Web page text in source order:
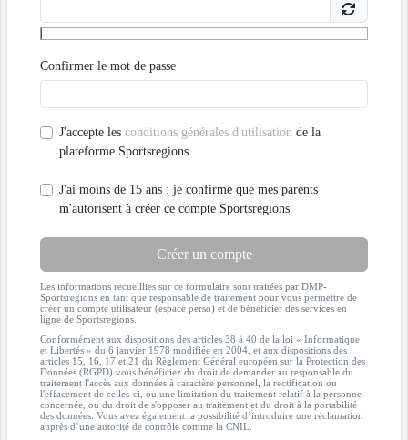
Confirmer le mot de passe
J'accepte les conditions générales d'utilisation de la
plateforme Sportsregions
J'ai moins de 15 ans : je confirme que mes parents
m'autorisent à créer ce compte Sportsregions
Créer un compte
Les informations recueillies sur ce formulaire sont traitées par DMP-
Sportsregions en tant que responsable de traitement pour vous permettre de
créer un compte utilisateur (espace perso) et de bénéficier des services en
ligne de Sportsregions.
Conformément aux dispositions des articles 38 à 40 de la loi « Informatique
et Libertés » du 6 janvier 1978 modifiée en 2004, et aux dispositions des
articles 15, 16, 17 et 21 du Règlement Général européen sur la Protection des
Données (RGPD) vous bénéficiez du droit de demander au responsable du
traitement l'accès aux données à caractère personnel, la rectification ou
l'effacement de celles-ci, ou une limitation du traitement relatif à la personne
concernée, ou du droit de s'opposer au traitement et du droit à la portabilité
des données. Vous avez également la possibilité d’introduire une réclamation
auprès d’une autorité de contrôle comme la CNIL.